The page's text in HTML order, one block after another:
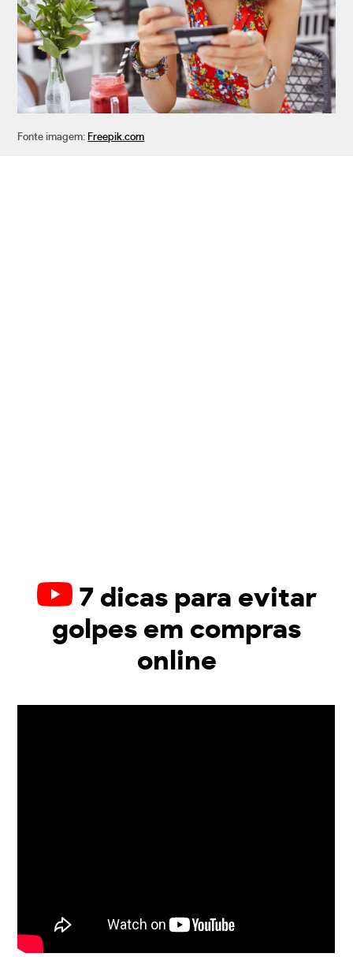
Fonte imagem: Freepik.com
7 dicas para evitar
golpes em compras
online